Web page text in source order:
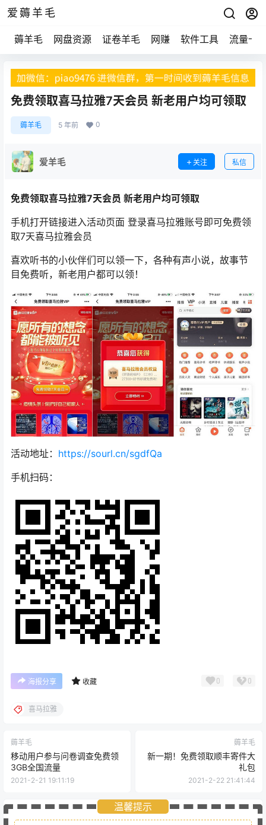
爱薅羊毛
薅羊毛 网盘资源 证卷羊毛 网赚 软件工具 流量卡
免费领取喜马拉雅7天会员 新老用户均可领取
薅羊毛 5 年前 0
爱羊毛 关注 私信
免费领取喜马拉雅7天会员 新老用户均可领取
手机打开链接进入活动页面 登录喜马拉雅账号即可免费领
取7天喜马拉雅会员
喜欢听书的小伙伴们可以领一下，各种有声小说，故事节
目免费听，新老用户都可以领！
活动地址： https://sourl.cn/sgdfQa
手机扫码：
海报分享 收藏 0 0
喜马拉雅
薅羊毛
移动用户参与问卷调查免费领
3GB全国流量
2021-2-21 19:11:19
薅羊毛
新一期！免费领取顺丰寄件大
礼包
2021-2-22 21:41:44
温馨提示